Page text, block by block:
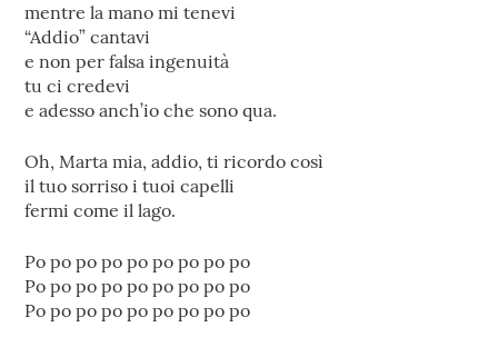
mentre la mano mi tenevi
“Addio” cantavi
e non per falsa ingenuità
tu ci credevi
e adesso anch’io che sono qua.
Oh, Marta mia, addio, ti ricordo così
il tuo sorriso i tuoi capelli
fermi come il lago.
Po po po po po po po po po
Po po po po po po po po po
Po po po po po po po po po